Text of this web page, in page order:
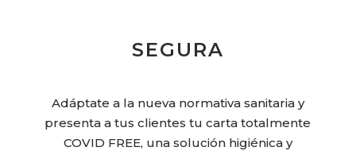
SEGURA
Adáptate a la nueva normativa sanitaria y
presenta a tus clientes tu carta totalmente
COVID FREE, una solución higiénica y